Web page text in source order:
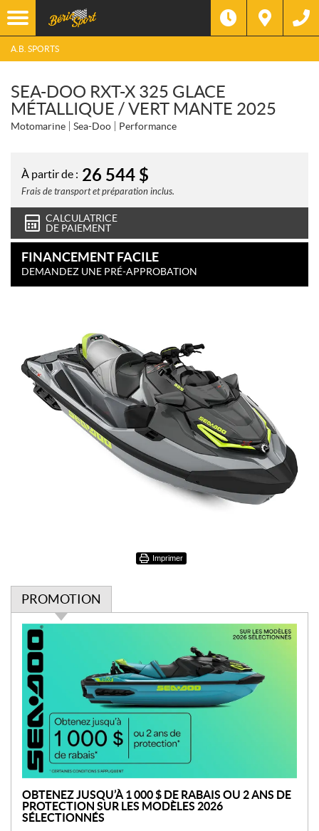
A.B. SPORTS
SEA-DOO RXT-X 325 GLACE
MÉTALLIQUE / VERT MANTE 2025
Motomarine Sea-Doo Performance
À partir de : 26 544 $
Frais de transport et préparation inclus.
CALCULATRICE
DE PAIEMENT
FINANCEMENT FACILE
DEMANDEZ UNE PRÉ-APPROBATION
Imprimer
PROMOTION
P
r
m
o
n
OBTENEZ JUSQU’À 1 000 $ DE RABAIS OU 2 ANS DE
PROTECTION SUR LES MODÈLES 2026
SÉLECTIONNÉS